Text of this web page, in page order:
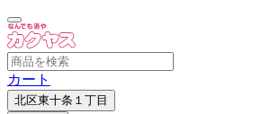
カート
北区東十条１丁目